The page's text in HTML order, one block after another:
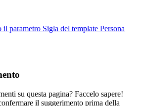
il parametro Sigla del template Persona
su questa pagina? Faccelo sapere!
il suggerimento prima della